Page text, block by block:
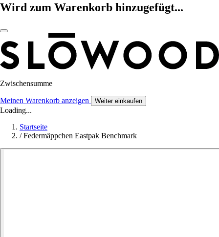
Wird zum Warenkorb hinzugefügt...
Zwischensumme
Meinen Warenkorb anzeigen Weiter einkaufen
Loading...
Startseite
/ Federmäppchen Eastpak Benchmark